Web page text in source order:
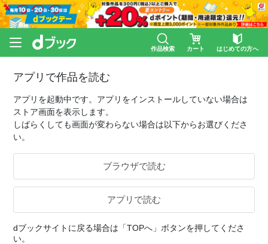
作品検索 カート はじめての方へ
アプリで作品を読む
アプリを起動中です。アプリをインストールしていない場合は
ストア画面を表示します。
しばらくしても画面が変わらない場合は以下からお選びくださ
い。
ブラウザで読む
アプリで読む
dブックサイトに戻る場合は「TOPへ」ボタンを押してくださ
い。